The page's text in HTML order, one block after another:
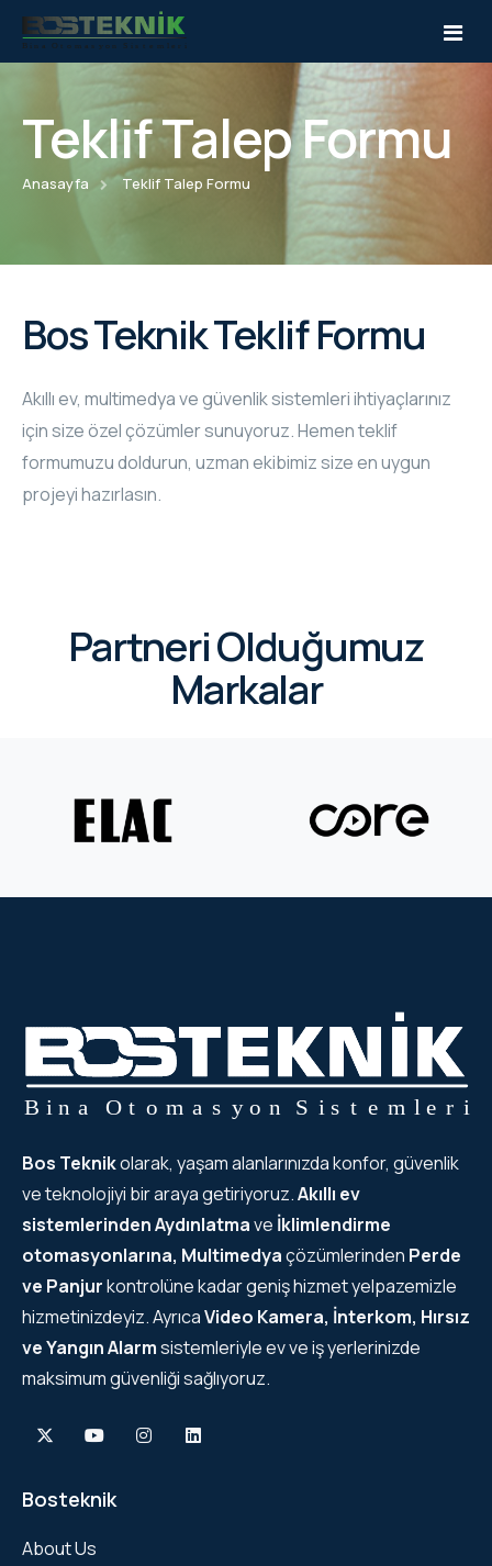
Kurumsal
Hakkımızda
Kalite Politikamız
Sertifikalarımız
Hizmetlerimiz
Güvenlik Sistemleri
CRESTRON
ELAC
INSPINIA
RHOMBUS
Blog
Katalog
İletişim
Teklif Talep Formu
Anasayfa Teklif Talep Formu
Bos Teknik Teklif Formu
Akıllı ev, multimedya ve güvenlik sistemleri ihtiyaçlarınız
için size özel çözümler sunuyoruz. Hemen teklif
formumuzu doldurun, uzman ekibimiz size en uygun
projeyi hazırlasın.
Partneri Olduğumuz
Markalar
Bos Teknikolarak, yaşam alanlarınızda konfor, güvenlik
ve teknolojiyi bir araya getiriyoruz.Akıllı ev
sistemlerindenAydınlatmave İklimlendirme
otomasyonlarına, Multimedyaçözümlerinden Perde
ve Panjurkontrolüne kadar geniş hizmet yelpazemizle
hizmetinizdeyiz. AyrıcaVideo Kamera, İnterkom, Hırsız
ve Yangın Alarmsistemleriyle ev ve iş yerlerinizde
maksimum güvenliği sağlıyoruz.
Bosteknik
About Us